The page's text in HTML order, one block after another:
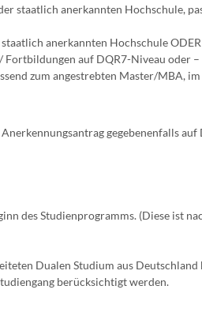
staatlich anerkannten Hochschule,
anerkannten Hochschule ODER
auf DQR7-Niveau oder –
zum angestrebten Master/MBA,
gegebenenfalls
des Studienprogramms. (Diese ist
Dualen Studium aus Deutschland
berücksichtigt werden.